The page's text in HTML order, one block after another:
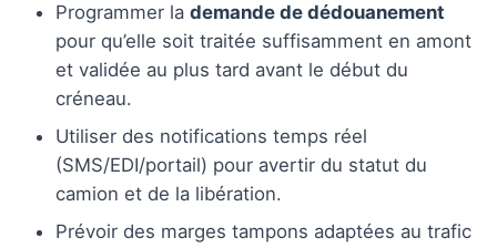
Programmer la demande de dédouanement
pour qu’elle soit traitée suffisamment en amont
et validée au plus tard avant le début du
créneau.
Utiliser des notifications temps réel
(SMS/EDI/portail) pour avertir du statut du
camion et de la libération.
Prévoir des marges tampons adaptées au trafic